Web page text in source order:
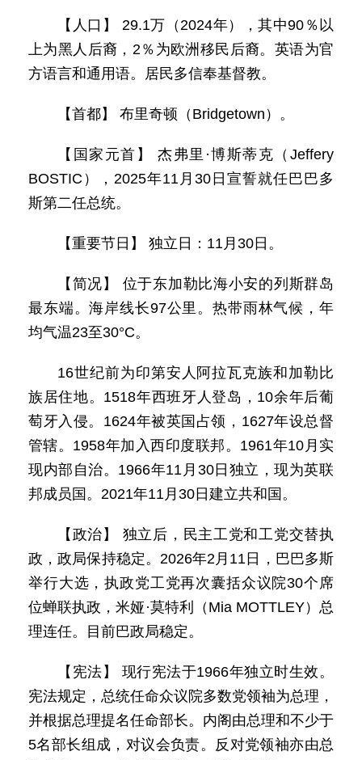
【人口】 29.1万（2024年），其中90％以
上为黑人后裔，2％为欧洲移民后裔。英语为官
方语言和通用语。居民多信奉基督教。
【首都】 布里奇顿（Bridgetown）。
【国家元首】 杰弗里·博斯蒂克（Jeffery
BOSTIC），2025年11月30日宣誓就任巴巴多
斯第二任总统。
【重要节日】 独立日：11月30日。
【简况】 位于东加勒比海小安的列斯群岛
最东端。海岸线长97公里。热带雨林气候，年
均气温23至30°C。
16世纪前为印第安人阿拉瓦克族和加勒比
族居住地。1518年西班牙人登岛，10余年后葡
萄牙入侵。1624年被英国占领，1627年设总督
管辖。1958年加入西印度联邦。1961年10月实
现内部自治。1966年11月30日独立，现为英联
邦成员国。2021年11月30日建立共和国。
【政治】 独立后，民主工党和工党交替执
政，政局保持稳定。2026年2月11日，巴巴多斯
举行大选，执政党工党再次囊括众议院30个席
位蝉联执政，米娅·莫特利（Mia MOTTLEY）总
理连任。目前巴政局稳定。
【宪法】 现行宪法于1966年独立时生效。
宪法规定，总统任命众议院多数党领袖为总理，
并根据总理提名任命部长。内阁由总理和不少于
5名部长组成，对议会负责。反对党领袖亦由总